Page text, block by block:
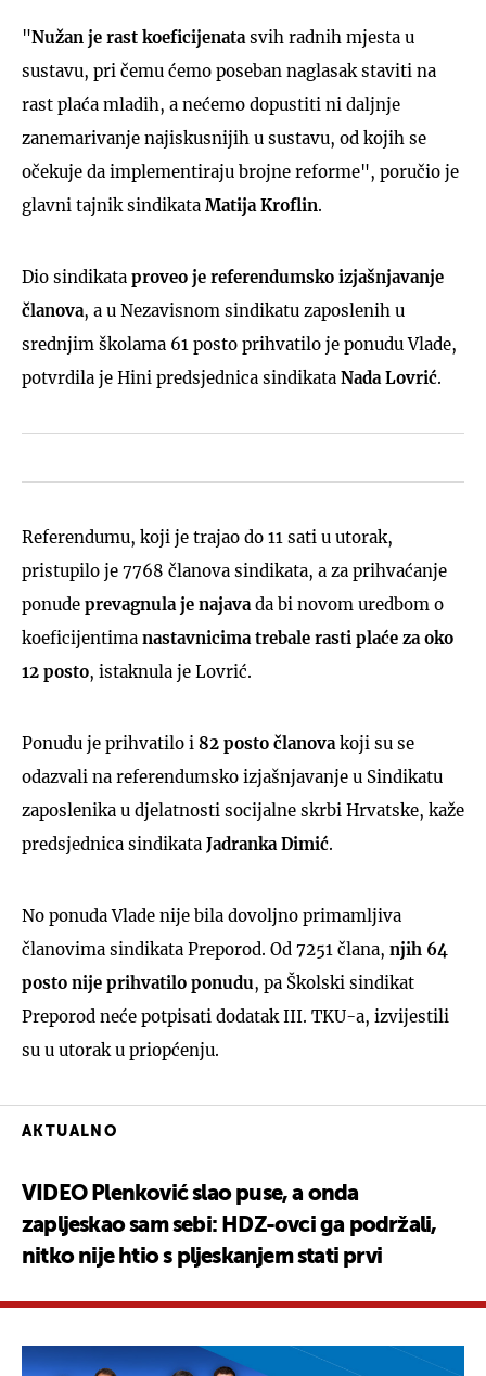
"Nužan je rast koeficijenatasvih radnih mjesta u
sustavu, pri čemu ćemo poseban naglasak staviti na
rast plaća mladih, a nećemo dopustiti ni daljnje
zanemarivanje najiskusnijih u sustavu, od kojih se
očekuje da implementiraju brojne reforme", poručio je
glavni tajnik sindikata Matija Kroflin.
Dio sindikata proveo je referendumsko izjašnjavanje
članova, a u Nezavisnom sindikatu zaposlenih u
srednjim školama 61 posto prihvatilo je ponudu Vlade,
potvrdila je Hini predsjednica sindikata Nada Lovrić.
Referendumu, koji je trajao do 11 sati u utorak,
pristupilo je 7768 članova sindikata, a za prihvaćanje
ponude prevagnula je najavada bi novom uredbom o
koeficijentima nastavnicima trebale rasti plaće za oko
12 posto, istaknula je Lovrić.
Ponudu je prihvatilo i 82 posto članovakoji su se
odazvali na referendumsko izjašnjavanje u Sindikatu
zaposlenika u djelatnosti socijalne skrbi Hrvatske, kaže
predsjednica sindikata Jadranka Dimić.
No ponuda Vlade nije bila dovoljno primamljiva
članovima sindikata Preporod. Od 7251 člana, njih 64
posto nije prihvatilo ponudu, pa Školski sindikat
Preporod neće potpisati dodatak III. TKU-a, izvijestili
su u utorak u priopćenju.
AKTUALNO
VIDEO Plenković slao puse, a onda
zapljeskao sam sebi: HDZ-ovci ga podržali,
nitko nije htio s pljeskanjem stati prvi